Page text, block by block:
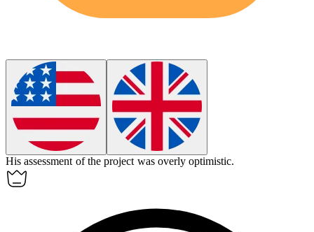
Hisassessment of the project was overly optimistic.